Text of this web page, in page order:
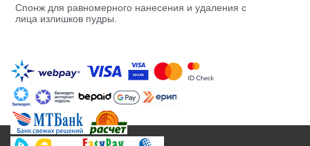
Спонж для равномерного нанесения и удаления с
лица излишков пудры.